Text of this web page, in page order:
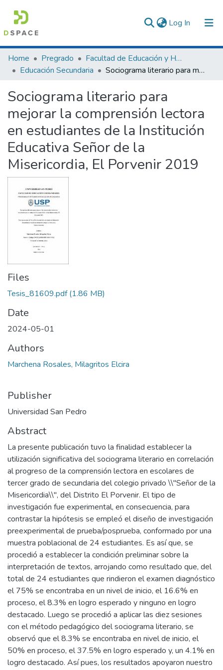
Log In (current)
Communities & Collections
All of DSpace
Statistics
Home Pregrado
Facultad de Educación y Humanidades
Educación Secundaria
Sociograma literario para mejorar la comprensión lectora en estudiantes de la Institución Educativa Señor de la Misericordia, El Porvenir 2019
Sociograma literario para
mejorar la comprensión lectora
en estudiantes de la Institución
Educativa Señor de la
Misericordia, El Porvenir 2019
Files
Tesis_81609.pdf(1.86 MB)
Date
2024-05-01
Authors
Marchena Rosales, Milagritos Elcira
Publisher
Universidad San Pedro
Abstract
La presente publicación tuvo la finalidad establecer la
utilización significativa del sociograma literario en correlación
al progreso de la comprensión lectora en escolares de
tercer grado de secundaria del colegio privado \\"Señor de la
Misericordia\\", del Distrito El Porvenir. El tipo de
investigación fue experimental, en consecuencia, para
contrastar la hipótesis se empleó el diseño de investigación
preexperimental de prueba/posprueba, conformado por una
muestra poblacional de 24 estudiantes. Es así que, se
procedió a establecer la condición preliminar sobre la
interpretación de textos, arrojando como resultado que, del
total de 24 estudiantes que rindieron el examen diagnóstico
el 75% se encontraba en un nivel de inicio, el 16.6% en
proceso, el 8.3% en logro esperado y ninguno en logro
destacado. Luego se procedió a aplicar las diez sesiones
con el método pedagógico del sociograma literario, se
observó que el 8.3% se encontraba en nivel de inicio, el
50% en proceso, el 37.5% en logro esperado y, un 4.1% en
logro destacado. Así pues, los resultados apoyaron nuestro